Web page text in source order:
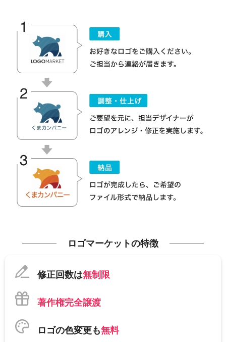
ロゴマーケットの特徴
修正回数は無制限
著作権完全譲渡
ロゴの色変更も無料